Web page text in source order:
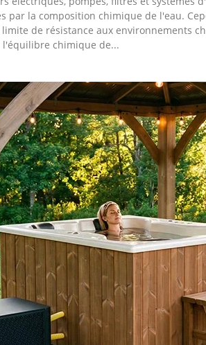
par la composition chimique de l'eau.
de résistance aux environnements
l'équilibre chimique de...